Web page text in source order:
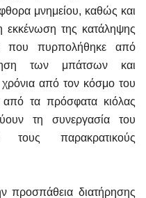
μνημείου, καθώς και
εκκένωση της κατάληψης
που πυρπολήθηκε από
των μπάτσων και
χρόνια από τον κόσμο του
από τα πρόσφατα κιόλας
τη συνεργασία του
τους παρακρατικούς
προσπάθεια διατήρησης